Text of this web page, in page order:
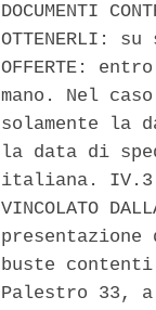
DOCUMENTI
OTTENERLI:
OFFERTE:
mano. Nel
solamente la
la data di
italiana. IV.3.4)
VINCOLATO
presentazione
buste
Palestro 33, a